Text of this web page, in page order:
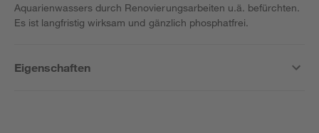
Aquarienwassers durch Renovierungsarbeiten u.ä. befürchten.
Es ist langfristig wirksam und gänzlich phosphatfrei.
Eigenschaften